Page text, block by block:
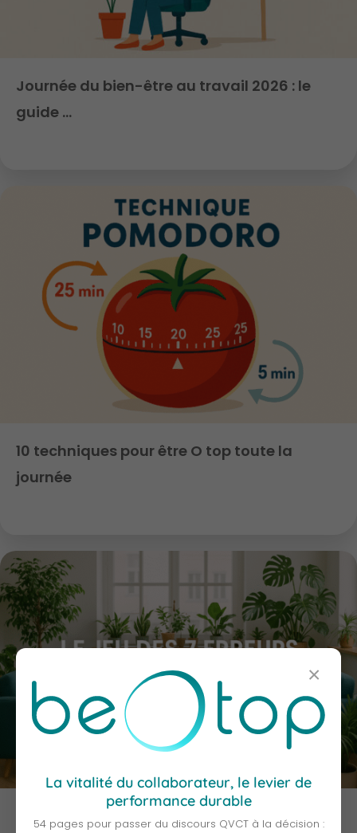
Journée du bien-être au travail 2026 : le
guide …
10 techniques pour être O top toute la
journée
Le jeu des 7 erreurs des salles de repos
×
La vitalité du collaborateur, le levier de
performance durable
54 pages pour passer du discours QVCT à la décision :